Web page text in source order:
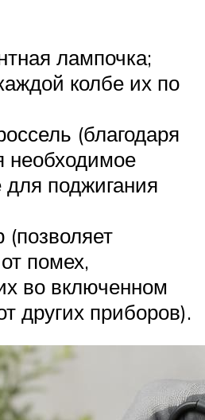
лампочка;
колбе их по
(благодаря
необходимое
поджигания
(позволяет
помех,
во включенном
других приборов).